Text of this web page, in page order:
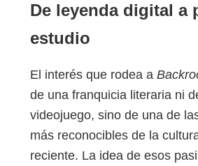
De leyenda digital a
estudio
El interés que rodea a
de una franquicia literaria ni
videojuego, sino de una de
más reconocibles de la
reciente. La idea de esos